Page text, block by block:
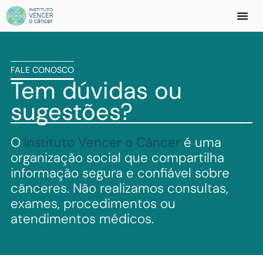
FALE CONOSCO
Tem dúvidas ou
sugestões?
O Instituto Vencer o Cânceré uma
organização social que compartilha
informação segura e confiável sobre
cânceres. Não realizamos consultas,
exames, procedimentos ou
atendimentos médicos.